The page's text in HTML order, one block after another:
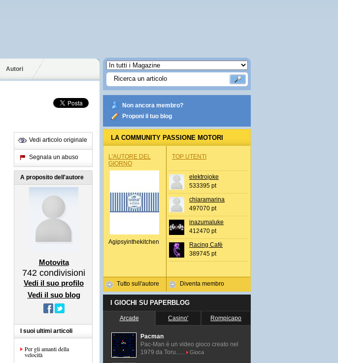
Autori
Vedi articolo originale
Segnala un abuso
A proposito dell'autore
Motovita
742 condivisioni
Vedi il suo profilo
Vedi il suo blog
I suoi ultimi articoli
Per gli amanti della
velocità
Non ancora membro?
Proponi il tuo blog
LA COMMUNITY PASSIONE MOTORI
L'AUTORE DEL
GIORNO
Agipsyinthekitchen
Tutto sull'autore
TOP UTENTI
elektrojoke
533395 pt
chiaramarina
497070 pt
inazumaluke
412470 pt
Racing Cafè
389745 pt
Diventa membro
I GIOCHI SU PAPERBLOG
Arcade Casino' Rompicapo
Pacman
Pac-Man é un video gioco creato nel
1979 da Toru......
Gioca